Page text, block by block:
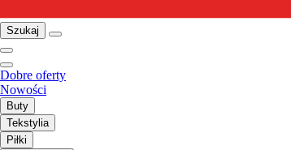
Szukaj
Dobre oferty
Nowości
Buty
Tekstylia
Piłki